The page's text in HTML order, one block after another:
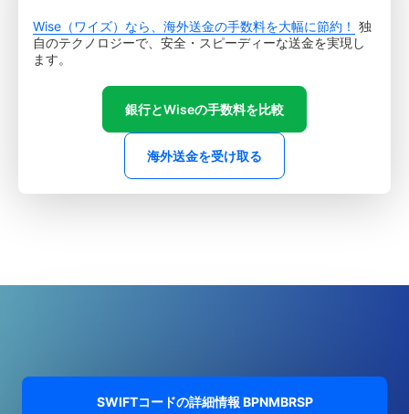
Wise（ワイズ）なら、海外送金の手数料を大幅に節約！ 独
自のテクノロジーで、安全・スピーディーな送金を実現し
ます。
銀行とWiseの手数料を比較
海外送金を受け取る
SWIFTコードの詳細情報 BPNMBRSP